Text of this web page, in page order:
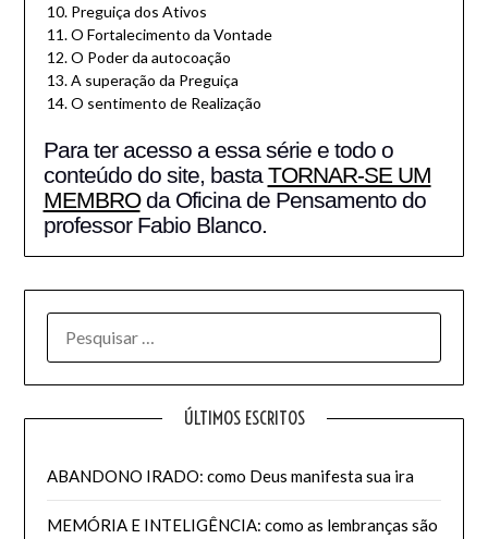
Preguiça dos Ativos
O Fortalecimento da Vontade
O Poder da autocoação
A superação da Preguiça
O sentimento de Realização
Para ter acesso a essa série e todo o
conteúdo do site, bastaTORNAR-SE UM
MEMBROda Oficina de Pensamento do
professor Fabio Blanco.
POR:
ÚLTIMOS ESCRITOS
ABANDONO IRADO: como Deus manifesta sua ira
MEMÓRIA E INTELIGÊNCIA: como as lembranças são